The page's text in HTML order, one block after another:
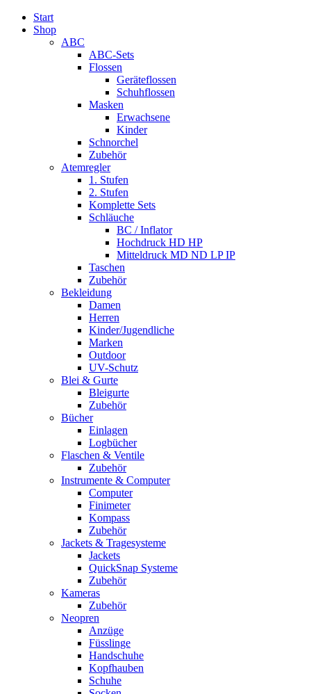
Start
Shop
ABC
ABC-Sets
Flossen
Geräteflossen
Schuhflossen
Masken
Erwachsene
Kinder
Schnorchel
Zubehör
Atemregler
1. Stufen
2. Stufen
Komplette Sets
Schläuche
BC / Inflator
Hochdruck HD HP
Mitteldruck MD ND LP IP
Taschen
Zubehör
Bekleidung
Damen
Herren
Kinder/Jugendliche
Marken
Outdoor
UV-Schutz
Blei & Gurte
Bleigurte
Zubehör
Bücher
Einlagen
Logbücher
Flaschen & Ventile
Zubehör
Instrumente & Computer
Computer
Finimeter
Kompass
Zubehör
Jackets & Tragesysteme
Jackets
QuickSnap Systeme
Zubehör
Kameras
Zubehör
Neopren
Anzüge
Füsslinge
Handschuhe
Kopfhauben
Schuhe